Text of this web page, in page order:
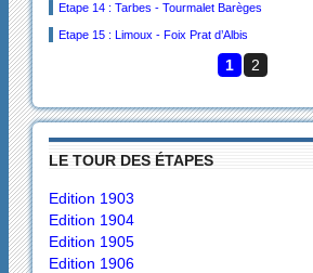
Etape 14 : Tarbes - Tourmalet Barèges
Etape 15 : Limoux - Foix Prat d’Albis
1 2
LE TOUR DES ÉTAPES
Edition 1903
Edition 1904
Edition 1905
Edition 1906